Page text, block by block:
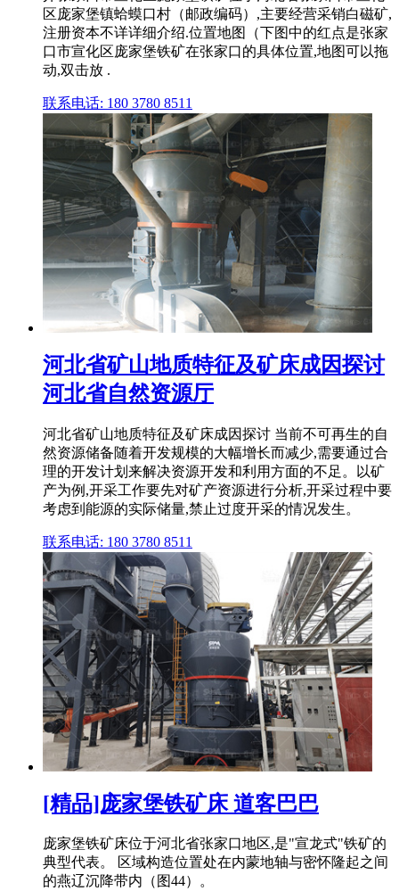
区庞家堡镇蛤蟆口村（邮政编码）,主要经营采销白磁矿,
注册资本不详详细介绍.位置地图（下图中的红点是张家
口市宣化区庞家堡铁矿在张家口的具体位置,地图可以拖
动,双击放 .
联系电话: 180 3780 8511
河北省矿山地质特征及矿床成因探讨
河北省自然资源厅
河北省矿山地质特征及矿床成因探讨 当前不可再生的自
然资源储备随着开发规模的大幅增长而减少,需要通过合
理的开发计划来解决资源开发和利用方面的不足。以矿
产为例,开采工作要先对矿产资源进行分析,开采过程中要
考虑到能源的实际储量,禁止过度开采的情况发生。
联系电话: 180 3780 8511
[精品]庞家堡铁矿床 道客巴巴
庞家堡铁矿床位于河北省张家口地区,是"宣龙式"铁矿的
典型代表。 区域构造位置处在内蒙地轴与密怀隆起之间
的燕辽沉降带内（图44）。